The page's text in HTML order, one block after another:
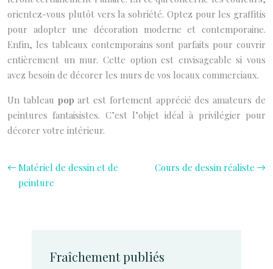
orientez-vous plutôt vers la sobriété. Optez pour les graffitis
pour adopter une décoration moderne et contemporaine.
Enfin, les tableaux contemporains sont parfaits pour couvrir
entièrement un mur. Cette option est envisageable si vous
avez besoin de décorer les murs de vos locaux commerciaux.
Un tableau popart est fortement apprécié des amateurs de
peintures fantaisistes. C’est l’objet idéal à privilégier pour
décorer votre intérieur.
Matériel de dessin et de
peinture
Cours de dessin réaliste
Fraîchement publiés